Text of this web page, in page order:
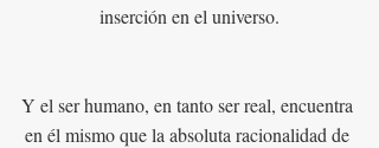
inserción en el universo.
Y el ser humano, en tanto ser real, encuentra
en él mismo que la absoluta racionalidad de